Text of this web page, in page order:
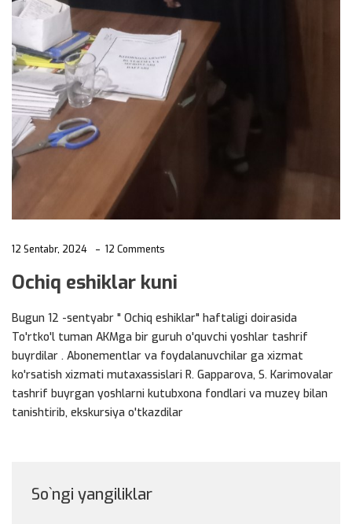
12 Sentabr, 2024 12 Comments
Ochiq eshiklar kuni
Bugun 12 -sentyabr " Ochiq eshiklar" haftaligi doirasida
To'rtko'l tuman AKMga bir guruh o'quvchi yoshlar tashrif
buyrdilar . Abonementlar va foydalanuvchilar ga xizmat
ko'rsatish xizmati mutaxassislari R. Gapparova, S. Karimovalar
tashrif buyrgan yoshlarni kutubxona fondlari va muzey bilan
tanishtirib, ekskursiya o'tkazdilar
So`ngi yangiliklar